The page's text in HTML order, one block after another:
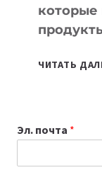
которые
ЧИТАТЬ
Эл. почта *